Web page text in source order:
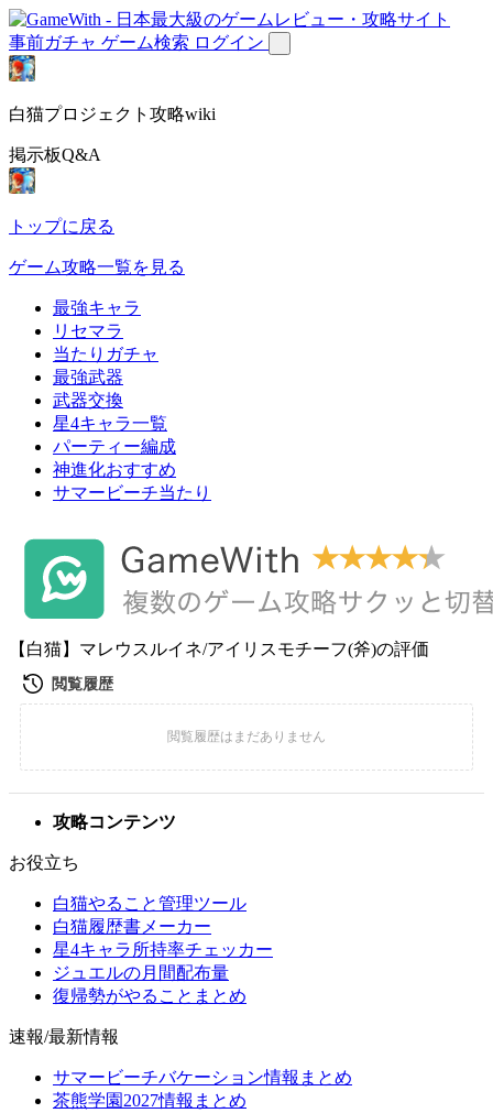
事前ガチャ ゲーム検索 ログイン
白猫プロジェクト攻略wiki
掲示板Q&A
トップに戻る
ゲーム攻略一覧を見る
最強キャラ
リセマラ
当たりガチャ
最強武器
武器交換
星4キャラ一覧
パーティー編成
神進化おすすめ
サマービーチ当たり
【白猫】マレウスルイネ/アイリスモチーフ(斧)の評価
攻略コンテンツ
お役立ち
白猫やること管理ツール
白猫履歴書メーカー
星4キャラ所持率チェッカー
ジュエルの月間配布量
復帰勢がやることまとめ
速報/最新情報
サマービーチバケーション情報まとめ
茶熊学園2027情報まとめ